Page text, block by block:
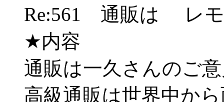
Re:561 通販は レ
★内容
通販は一久さんのご
高級通販は世界中か